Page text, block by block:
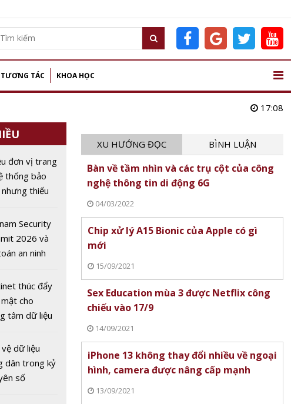
TƯƠNG TÁC KHOA HỌC
17:08
đơn vị trang
thống bảo
thiếu
thông tin để
Security
2026 và
an ninh
lượng tử
thúc đẩy
cho
tâm dữ liệu
hạ tầng quy
dữ liệu
dân trong kỷ
số
XU HƯỚNG ĐỌC BÌNH LUẬN
Bàn về tầm nhìn và các trụ cột của công
nghệ thông tin di động 6G
04/03/2022
Chip xử lý A15 Bionic của Apple có gì
mới
15/09/2021
Sex Education mùa 3 được Netflix công
chiếu vào 17/9
14/09/2021
iPhone 13 không thay đổi nhiều về ngoại
hình, camera được nâng cấp mạnh
13/09/2021